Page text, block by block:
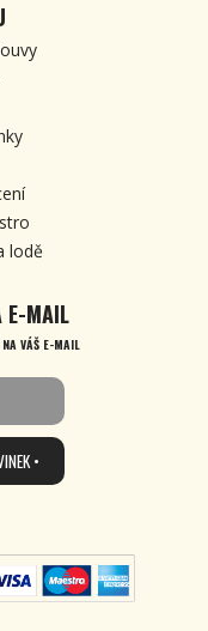
lodě
E-MAIL
NA VÁŠ E-MAIL
•